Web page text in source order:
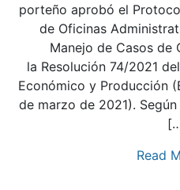
porteño aprobó el
de Oficinas
Manejo de Casos de
la Resolución 74/2021
Económico y Producción
de marzo de 2021).
Read